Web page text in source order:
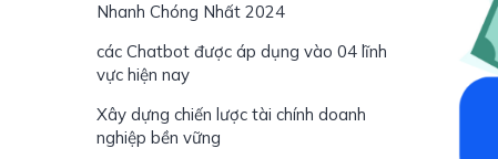
Nhanh Chóng Nhất 2024
các Chatbot được áp dụng vào 04 lĩnh
vực hiện nay
Xây dựng chiến lược tài chính doanh
nghiệp bền vững